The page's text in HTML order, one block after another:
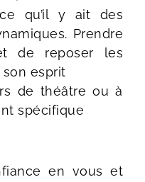
qu’il y ait des
Prendre
de reposer les
esprit
de théâtre ou à
spécifique
en vous et